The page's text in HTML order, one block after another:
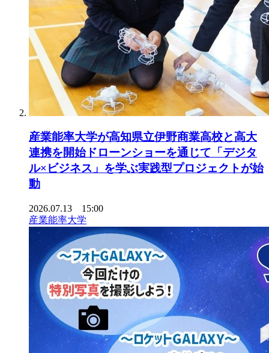
産業能率大学が高知県立伊野商業高校と高大
連携を開始ドローンショーを通じて「デジタ
ル×ビジネス」を学ぶ実践型プロジェクトが始
動
2026.07.13 15:00
産業能率大学